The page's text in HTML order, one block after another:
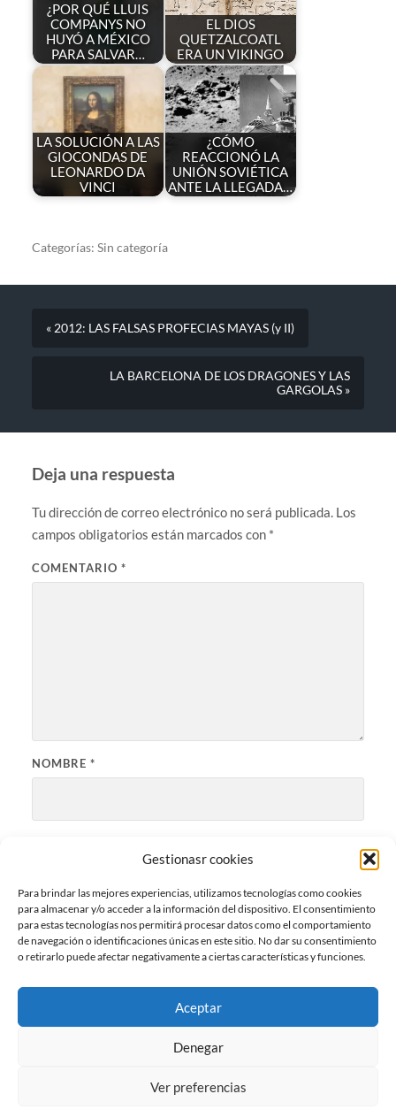
Gestionasr cookies
Para brindar las mejores experiencias, utilizamos tecnologías como cookies
para almacenar y/o acceder a la información del dispositivo. El consentimiento
para estas tecnologías nos permitirá procesar datos como el comportamiento
de navegación o identificaciones únicas en este sitio. No dar su consentimiento
o retirarlo puede afectar negativamente a ciertas características y funciones.
Aceptar
Denegar
Ver preferencias
¿POR QUÉ LLUIS
COMPANYS NO
HUYÓ A MÉXICO
PARA SALVAR…
EL DIOS
QUETZALCOATL
ERA UN VIKINGO
LA SOLUCIÓN A LAS
GIOCONDAS DE
LEONARDO DA
VINCI
¿CÓMO
REACCIONÓ LA
UNIÓN SOVIÉTICA
ANTE LA LLEGADA…
Categorías: Sin categoría
« 2012: LAS FALSAS PROFECIAS MAYAS (y II)
LA BARCELONA DE LOS DRAGONES Y LAS
GARGOLAS »
Deja una respuesta
Tu dirección de correo electrónico no será publicada. Los
campos obligatorios están marcados con *
COMENTARIO *
NOMBRE *
WEB